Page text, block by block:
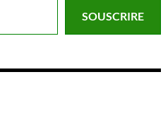
SOUSCRIRE